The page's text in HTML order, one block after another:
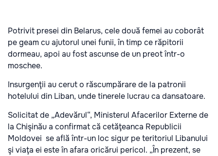
Potrivit presei din Belarus, cele două femei au coborât
pe geam cu ajutorul unei funii, în timp ce răpitorii
dormeau, apoi au fost ascunse de un preot într-o
moschee.
Insurgenţii au cerut o răscumpărare de la patronii
hotelului din Liban, unde tinerele lucrau ca dansatoare.
Solicitat de „Adevărul“, Ministerul Afacerilor Externe de
la Chişinău a confirmat că cetăţeanca Republicii
Moldovei se află într-un loc sigur pe teritoriul Libanului
şi viaţa ei este în afara oricărui pericol. „În prezent, se